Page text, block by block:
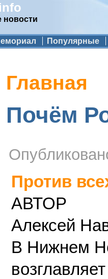
Популярные
Вы здесь
Главная
Почём
Против
АВТОР
Алексей
В Нижнем